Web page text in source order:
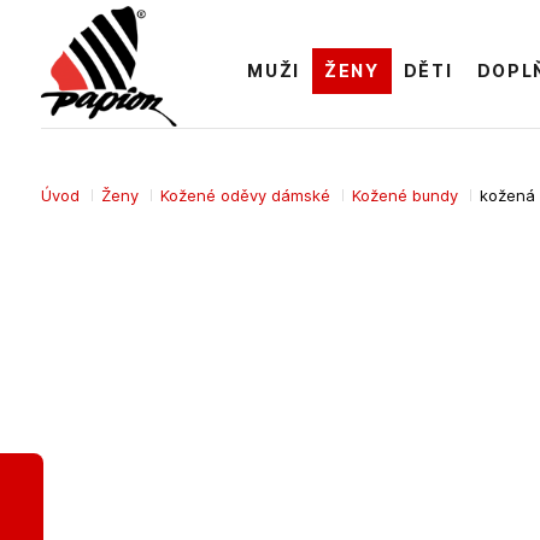
Úvod Ženy Kožené oděvy dámské Kožené bundy kožená
MUŽI ŽENY DĚTI